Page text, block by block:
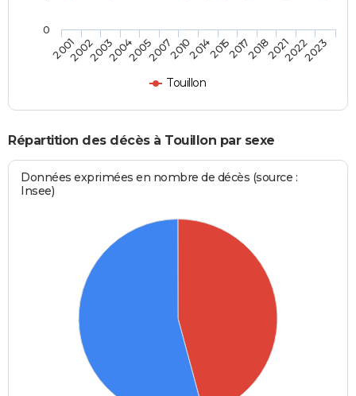
Touillon
20012002200320042005200720102014201520172018202120222023
0
Répartition des décès à Touillon par sexe
Données exprimées en nombre de décès (source :
Insee)